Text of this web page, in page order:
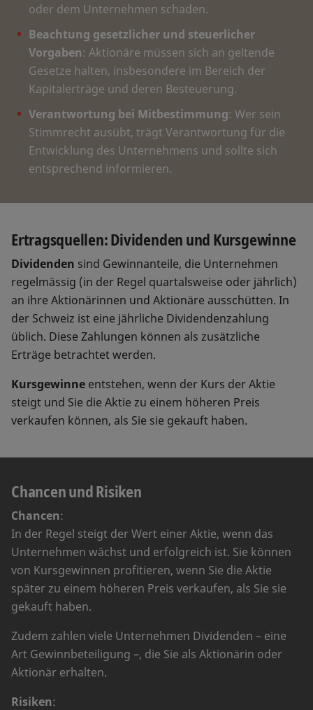
oder dem Unternehmen schaden.
Beachtung gesetzlicher und steuerlicher
Vorgaben: Aktionäre müssen sich an geltende
Gesetze halten, insbesondere im Bereich der
Kapitalerträge und deren Besteuerung.
Verantwortung bei Mitbestimmung: Wer sein
Stimmrecht ausübt, trägt Verantwortung für die
Entwicklung des Unternehmens und sollte sich
entsprechend informieren.
Ertragsquellen: Dividenden und Kursgewinne
Dividenden sind Gewinnanteile, die Unternehmen
regelmässig (in der Regel quartalsweise oder jährlich)
an ihre Aktionärinnen und Aktionäre ausschütten. In
der Schweiz ist eine jährliche Dividendenzahlung
üblich. Diese Zahlungen können als zusätzliche
Erträge betrachtet werden.
Kursgewinne entstehen, wenn der Kurs der Aktie
steigt und Sie die Aktie zu einem höheren Preis
verkaufen können, als Sie sie gekauft haben.
Chancen und Risiken
Chancen:
In der Regel steigt der Wert einer Aktie, wenn das
Unternehmen wächst und erfolgreich ist. Sie können
von Kursgewinnen profitieren, wenn Sie die Aktie
später zu einem höheren Preis verkaufen, als Sie sie
gekauft haben.
Zudem zahlen viele Unternehmen Dividenden – eine
Art Gewinnbeteiligung –, die Sie als Aktionärin oder
Aktionär erhalten.
Risiken: